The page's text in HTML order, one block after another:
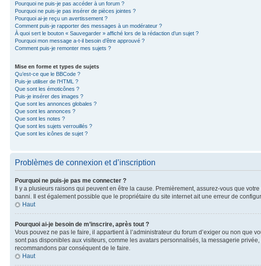
Pourquoi ne puis-je pas accéder à un forum ?
Pourquoi ne puis-je pas insérer de pièces jointes ?
Pourquoi ai-je reçu un avertissement ?
Comment puis-je rapporter des messages à un modérateur ?
À quoi sert le bouton « Sauvegarder » affiché lors de la rédaction d’un sujet ?
Pourquoi mon message a-t-il besoin d’être approuvé ?
Comment puis-je remonter mes sujets ?
Mise en forme et types de sujets
Qu’est-ce que le BBCode ?
Puis-je utiliser de l’HTML ?
Que sont les émoticônes ?
Puis-je insérer des images ?
Que sont les annonces globales ?
Que sont les annonces ?
Que sont les notes ?
Que sont les sujets verrouillés ?
Que sont les icônes de sujet ?
Problèmes de connexion et d’inscription
Pourquoi ne puis-je pas me connecter ?
Il y a plusieurs raisons qui peuvent en être la cause. Premièrement, assurez-vous que
banni. Il est également possible que le propriétaire du site internet ait une erreur de
Haut
Pourquoi ai-je besoin de m’inscrire, après tout ?
Vous pouvez ne pas le faire, il appartient à l’administrateur du forum d’exiger ou non
sont pas disponibles aux visiteurs, comme les avatars personnalisés, la messagerie
recommandons par conséquent de le faire.
Haut